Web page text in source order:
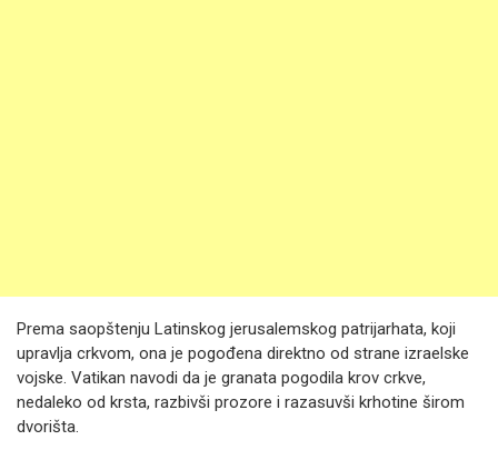
Prema saopštenju Latinskog jerusalemskog patrijarhata, koji
upravlja crkvom, ona je pogođena direktno od strane izraelske
vojske. Vatikan navodi da je granata pogodila krov crkve,
nedaleko od krsta, razbivši prozore i razasuvši krhotine širom
dvorišta.